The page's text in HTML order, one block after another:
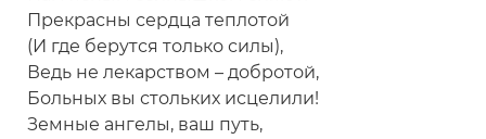
Прекрасны сердца теплотой
(И где берутся только силы),
Ведь не лекарством – добротой,
Больных вы стольких исцелили!
Земные ангелы, ваш путь,